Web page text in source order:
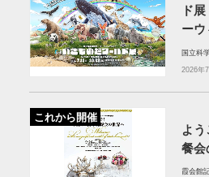
ド
ーウ
国立科
2026年
これから開催
よ
餐会
霞会館